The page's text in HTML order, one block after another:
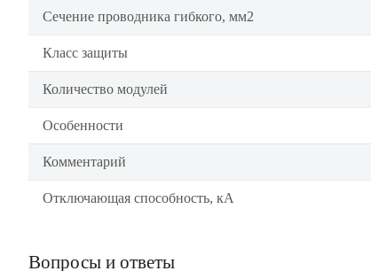
Сечение проводника гибкого, мм2
Класс защиты
Количество модулей
Особенности
Комментарий
Отключающая способность, кА
Вопросы и ответы